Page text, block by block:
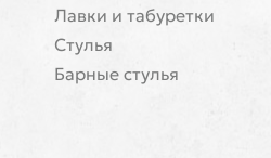
Лавки и табуретки
Стулья
Барные стулья